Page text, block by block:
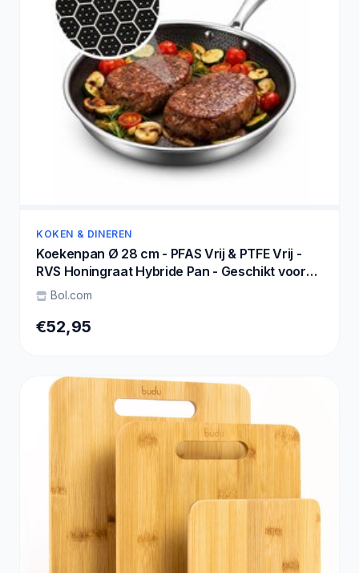
KOKEN & DINEREN
Koekenpan Ø 28 cm - PFAS Vrij & PTFE Vrij -
RVS Honingraat Hybride Pan - Geschikt voor
Inductie, Elektrisch, Keramisch & Gas -
Hexagon Anti Aanbak Pan - Krasbestendig -
Oven tot 280°C - Duurzame Keramische
Bol.com
€52,95